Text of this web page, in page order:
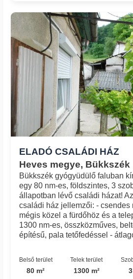
ELADÓ CSALÁDI HÁZ
Heves megye, Bükkszék
Bükkszék gyógyüdülő faluban
egy 80 nm-es, földszintes, 3
állapotban lévő családi házat!
családi ház jellemzői: - csendes
mégis közel a fürdőhöz és a
1300 nm-es, összközműves,
építésű, pala tetőfedéssel -
Belső terület
80 m²
Telek terület
1300 m² 3